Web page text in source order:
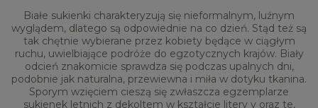
Białe sukienki charakteryzują się nieformalnym, luźnym
wyglądem, dlatego są odpowiednie na co dzień. Stąd też są
tak chętnie wybierane przez kobiety będące w ciągłym
ruchu, uwielbiające podróże do egzotycznych krajów. Biały
odcień znakomicie sprawdza się podczas upalnych dni,
podobnie jak naturalna, przewiewna i miła w dotyku tkanina.
Sporym wzięciem cieszą się zwłaszcza egzemplarze
sukienek letnich z dekoltem w kształcie litery v oraz te,